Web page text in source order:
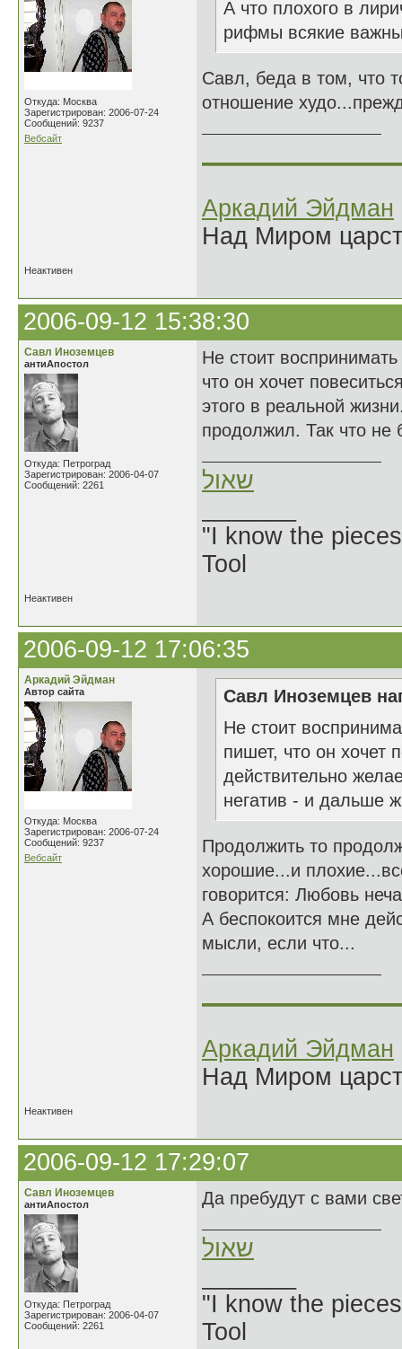
Откуда: Москва
Зарегистрирован: 2006-07-24
Сообщений: 9237
Вебсайт
А что плохого в
рифмы всякие
Савл, беда в том, что
отношение
Аркадий Эйдман
Над Миром
Неактивен
2006-09-12 15:38:30
Савл Иноземцев
антиАпостол
Откуда: Петроград
Зарегистрирован: 2006-04-07
Сообщений: 2261
Не стоит
что он хочет
этого в реальной
продолжил. Так что не
שאול
"I know the
Tool
Неактивен
2006-09-12 17:06:35
Аркадий Эйдман
Автор сайта
Откуда: Москва
Зарегистрирован: 2006-07-24
Сообщений: 9237
Вебсайт
Савл Иноземцев
Не стоит
пишет, что он хочет
действительно
негатив - и дальше
Продолжить то
хорошие...и
говорится: Любовь
А беспокоится мне
мысли, если что...
Аркадий Эйдман
Над Миром
Неактивен
2006-09-12 17:29:07
Савл Иноземцев
антиАпостол
Откуда: Петроград
Зарегистрирован: 2006-04-07
Сообщений: 2261
Да пребудут с вами
שאול
"I know the
Tool